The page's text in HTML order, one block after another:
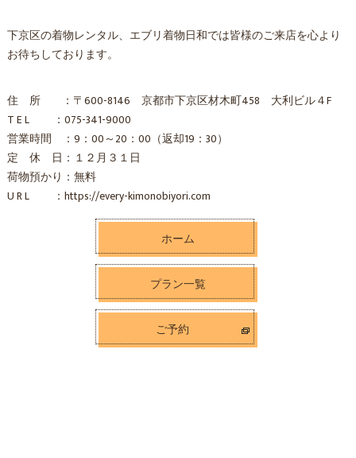
下京区の着物レンタル、エブリ着物日和では皆様のご来店を心より
お待ちしております。
住 所 ：〒600-8146 京都市下京区材木町458 大利ビル４F
T E L ：075-341-9000
営業時間 ：9：00～20：00（返却19：30）
定 休 日：１２月３１日
荷物預かり：無料
U R L ：https://every-kimonobiyori.com
ホーム
プラン一覧
ご予約